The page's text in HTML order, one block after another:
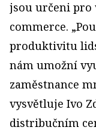
jsou určeni pro
commerce.
produktivitu
nám umožní
zaměstnance
vysvětluje Ivo
distribučním